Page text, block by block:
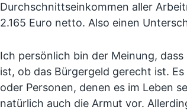
Durchschnittseinkommen aller
2.165 Euro netto. Also einen
Ich persönlich bin der Meinung,
ist, ob das Bürgergeld gerecht ist.
oder Personen, denen es im Leben
natürlich auch die Armut vor.